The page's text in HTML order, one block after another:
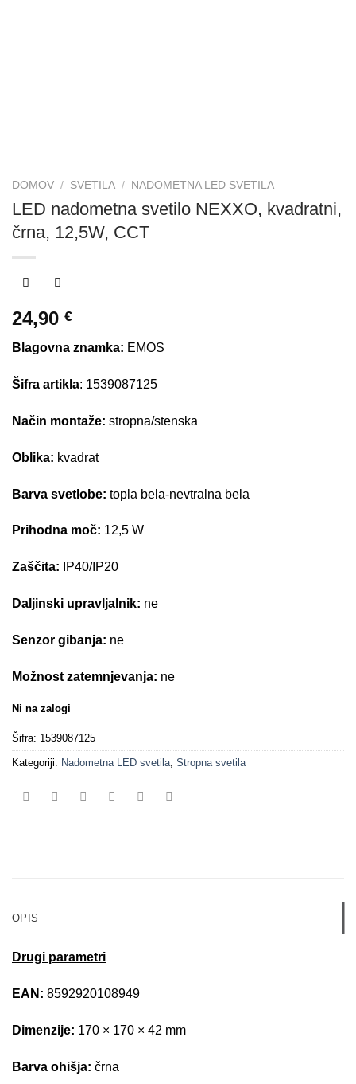
DOMOV / SVETILA / NADOMETNA LED SVETILA
LED nadometna svetilo NEXXO, kvadratni,
črna, 12,5W, CCT
24,90 €
Blagovna znamka: EMOS
Šifra artikla: 1539087125
Način montaže: stropna/stenska
Oblika: kvadrat
Barva svetlobe: topla bela-nevtralna bela
Prihodna moč: 12,5 W
Zaščita: IP40/IP20
Daljinski upravljalnik: ne
Senzor gibanja: ne
Možnost zatemnjevanja: ne
Ni na zalogi
Šifra: 1539087125
Kategoriji: Nadometna LED svetila, Stropna svetila
OPIS
Drugi parametri
EAN: 8592920108949
Dimenzije: 170 × 170 × 42 mm
Barva ohišja: črna